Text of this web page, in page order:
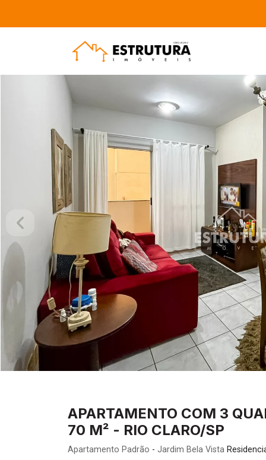
APARTAMENTO COM 3
70 M² - RIO CLARO/SP
Apartamento Padrão - Jardim Bela Vista